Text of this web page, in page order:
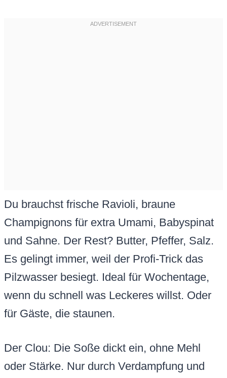
Du brauchst frische Ravioli, braune
Champignons für extra Umami, Babyspinat
und Sahne. Der Rest? Butter, Pfeffer, Salz.
Es gelingt immer, weil der Profi-Trick das
Pilzwasser besiegt. Ideal für Wochentage,
wenn du schnell was Leckeres willst. Oder
für Gäste, die staunen.
Der Clou: Die Soße dickt ein, ohne Mehl
oder Stärke. Nur durch Verdampfung und